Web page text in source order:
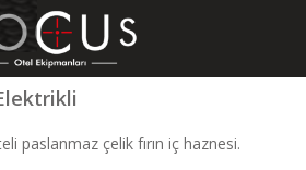
paslanmaz çelik fırın iç haznesi.